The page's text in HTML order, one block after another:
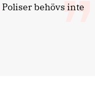
Poliser behövs inte